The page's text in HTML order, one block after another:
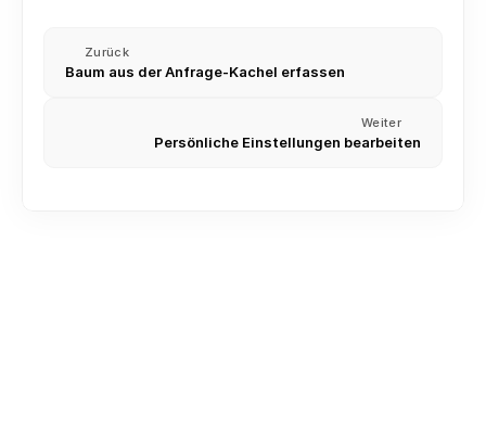
Zurück
Baum aus der Anfrage-Kachel erfassen
Weiter
Persönliche Einstellungen bearbeiten